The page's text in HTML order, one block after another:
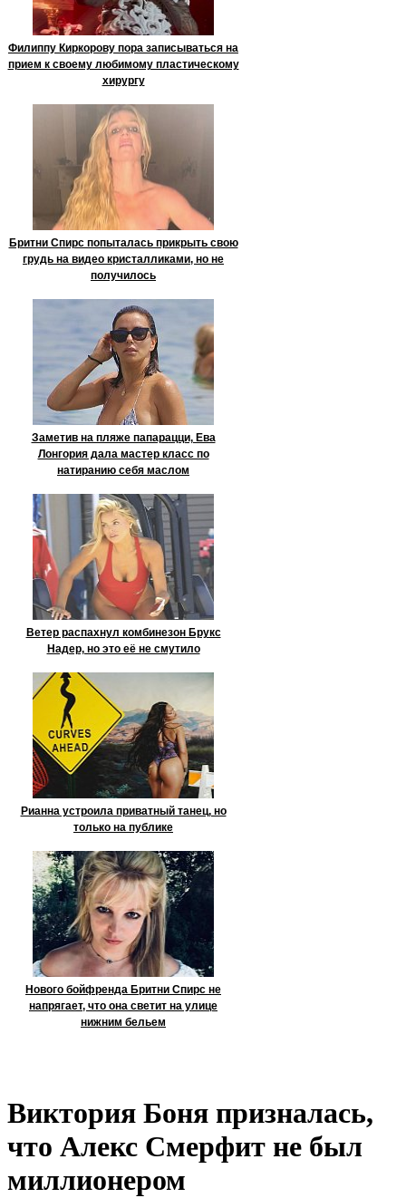
Филиппу Киркорову пора записываться на
прием к своему любимому пластическому
хирургу
Бритни Спирс попыталась прикрыть свою
грудь на видео кристалликами, но не
получилось
Заметив на пляже папарацци, Ева
Лонгория дала мастер класс по
натиранию себя маслом
Ветер распахнул комбинезон Брукс
Надер, но это её не смутило
Рианна устроила приватный танец, но
только на публике
Нового бойфренда Бритни Спирс не
напрягает, что она светит на улице
нижним бельем
Виктория Боня призналась,
что Алекс Смерфит не был
миллионером